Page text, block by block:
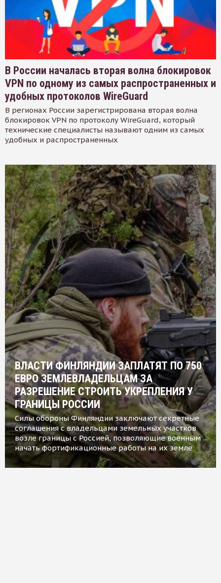
В России началась вторая волна блокировок
VPN по одному из самых распространенных и
удобных протоколов WireGuard
В регионах России зарегистрирована вторая волна
блокировок VPN по протоколу WireGuard, который
технические специалисты называют одним из самых
удобных и распространенных
ВЛАСТИ ФИНЛЯНДИИ ЗАПЛАТЯТ ПО 750
ЕВРО ЗЕМЛЕВЛАДЕЛЬЦАМ ЗА
РАЗРЕШЕНИЕ СТРОИТЬ УКРЕПЛЕНИЯ У
ГРАНИЦЫ РОССИИ
Силы обороны Финляндии заключают секретные
соглашения с владельцами земельных участков
возле границы с Россией, позволяющие военным
начать фортификационные работы на их земле